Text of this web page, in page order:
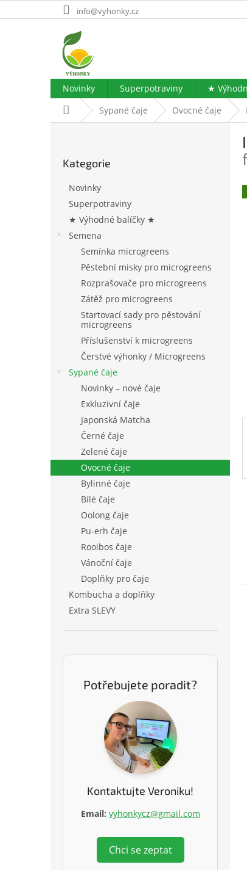
na
info@vyhonky.cz
Novinky Superpotraviny ★
Domů Sypané čaje Ovocné čaje
kategorie
Kategorie
Novinky
Superpotraviny
★ Výhodné balíčky ★
Semena
Semínka microgreens
Pěstební misky pro microgreens
Rozprašovače pro microgreens
Zátěž pro microgreens
Startovací sady pro pěstování
microgreens
Příslušenství k microgreens
Čerstvé výhonky / Microgreens
Sypané čaje
Novinky – nové čaje
Exkluzivní čaje
Japonská Matcha
Černé čaje
Zelené čaje
Ovocné čaje
Bylinné čaje
Bílé čaje
Oolong čaje
Pu-erh čaje
Rooibos čaje
Vánoční čaje
Doplňky pro čaje
Kombucha a doplňky
Extra SLEVY
Potřebujete poradit?
Kontaktujte Veroniku!
Email: vyhonkycz@gmail.com
Chci se zeptat